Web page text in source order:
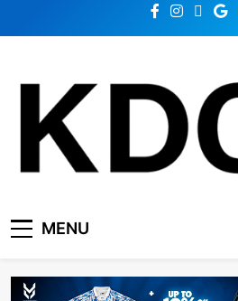
KDC SOLUTION |
โซลูชั่น
MENU